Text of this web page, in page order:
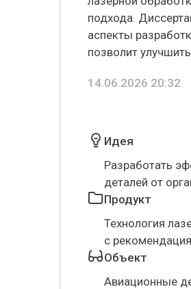
подхода.
аспекты
позволит
14.06.2026 20:32
Идея
Разработать
деталей от
Продукт
Технология
с
Объект
Авиационные